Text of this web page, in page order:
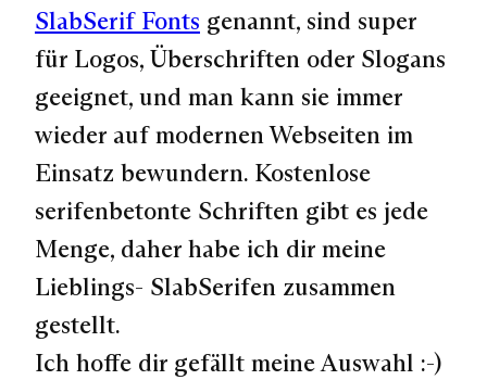
SlabSerif Fonts genannt, sind super
für Logos, Überschriften oder Slogans
geeignet, und man kann sie immer
wieder auf modernen Webseiten im
Einsatz bewundern. Kostenlose
serifenbetonte Schriften gibt es jede
Menge, daher habe ich dir meine
Lieblings- SlabSerifen zusammen
gestellt.
Ich hoffe dir gefällt meine Auswahl :-)